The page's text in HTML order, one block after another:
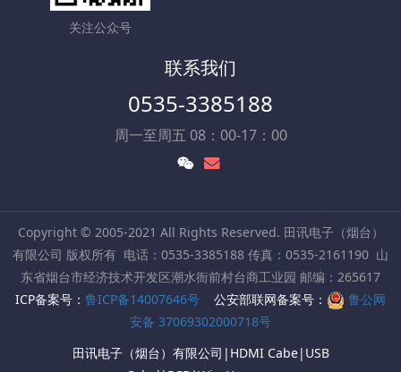
关注公众号
联系我们
0535-3385188
周一至周五 08：00-17：00
Copyright © 2005-2021 All Rights Reserved. 田讯电子（烟台）
有限公司 版权所有 电话：0535-3385188 传真：0535-2161190 山
东省烟台市经济技术开发区潮水衙前村台商工业园 邮编：265617
ICP备案号： 鲁ICP备14007646号 公安部联网备案号：
鲁公网
安备 37069302000718号
田讯电子（烟台）有限公司|HDMI Cabe|USB